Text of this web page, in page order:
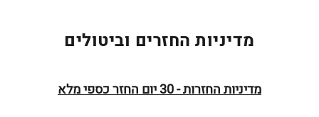
מדיניות החזרים וביטולים
מדיניות החזרות - 30 יום החזר כספי מלא